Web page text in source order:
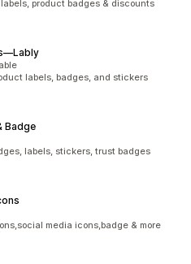
product badges & discounts
labels, badges, and stickers
Badge
labels, stickers, trust badges
media icons,badge & more